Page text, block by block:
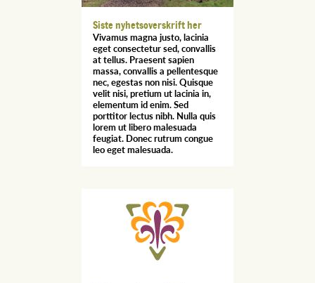
Siste nyhetsoverskrift her
Vivamus magna justo, lacinia
eget consectetur sed, convallis
at tellus. Praesent sapien
massa, convallis a pellentesque
nec, egestas non nisi. Quisque
velit nisi, pretium ut lacinia in,
elementum id enim. Sed
porttitor lectus nibh. Nulla quis
lorem ut libero malesuada
feugiat. Donec rutrum congue
leo eget malesuada.